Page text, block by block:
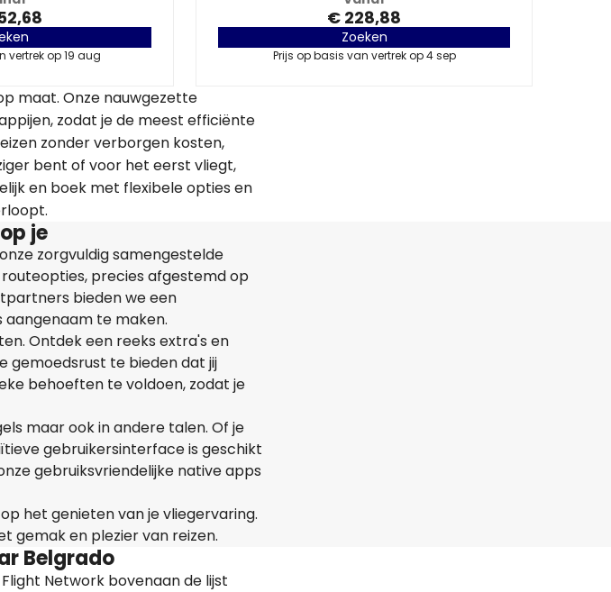
vertrek op 19 aug
€ 228,88
Zoeken
Prijs op basis van vertrek op 4 sep
maat. Onze nauwgezette
zodat je de meest efficiënte
zonder verborgen kosten,
bent of voor het eerst vliegt,
en boek met flexibele opties en
je
zorgvuldig samengestelde
precies afgestemd op
bieden we een
te maken.
Ontdek een reeks extra's en
gemoedsrust te bieden dat jij
behoeften te voldoen, zodat je
maar ook in andere talen. Of je
gebruikersinterface is geschikt
gebruiksvriendelijke native apps
het genieten van je vliegervaring.
gemak en plezier van reizen.
Belgrado
Network bovenaan de lijst